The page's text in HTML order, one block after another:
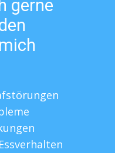
gerne